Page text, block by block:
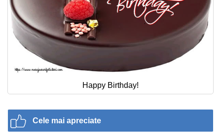
Happy Birthday!
Cele mai apreciate